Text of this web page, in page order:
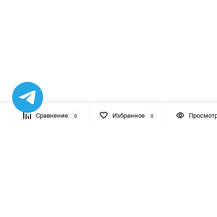
Сравнение 0 Избранное 0